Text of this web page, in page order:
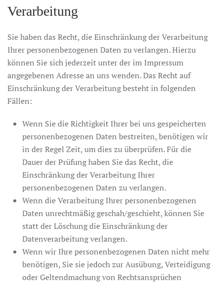
Verarbeitung
Sie haben das Recht, die Einschränkung der Verarbeitung
Ihrer personenbezogenen Daten zu verlangen. Hierzu
können Sie sich jederzeit unter der im Impressum
angegebenen Adresse an uns wenden. Das Recht auf
Einschränkung der Verarbeitung besteht in folgenden
Fällen:
Wenn Sie die Richtigkeit Ihrer bei uns gespeicherten
personenbezogenen Daten bestreiten, benötigen wir
in der Regel Zeit, um dies zu überprüfen. Für die
Dauer der Prüfung haben Sie das Recht, die
Einschränkung der Verarbeitung Ihrer
personenbezogenen Daten zu verlangen.
Wenn die Verarbeitung Ihrer personenbezogenen
Daten unrechtmäßig geschah/geschieht, können Sie
statt der Löschung die Einschränkung der
Datenverarbeitung verlangen.
Wenn wir Ihre personenbezogenen Daten nicht mehr
benötigen, Sie sie jedoch zur Ausübung, Verteidigung
oder Geltendmachung von Rechtsansprüchen